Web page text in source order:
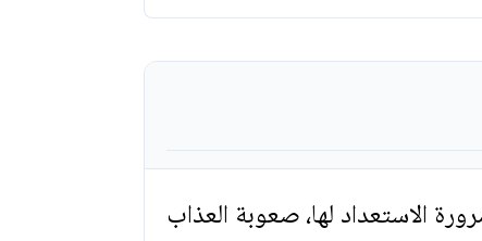
الاستعداد لها، صعوبة العذاب